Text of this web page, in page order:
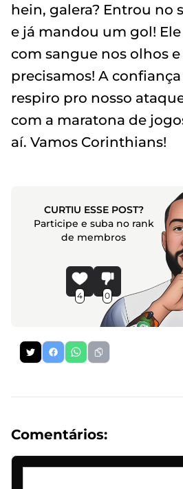
hein, galera? Entrou no
e já mandou um gol!
com sangue nos olhos e
precisamos! A
respiro pro nosso
com a maratona de
aí. Vamos Corinthians!
CURTIU ESSE POST?
Participe e suba no rank
de membros
4 0
Comentários: